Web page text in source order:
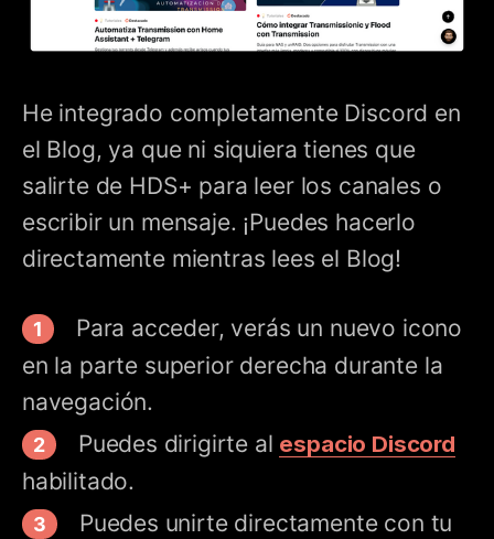
He integrado completamente Discord en
el Blog, ya que ni siquiera tienes que
salirte de HDS+ para leer los canales o
escribir un mensaje. ¡Puedes hacerlo
directamente mientras lees el Blog!
Para acceder, verás un nuevo icono
en la parte superior derecha durante la
navegación.
Puedes dirigirte al espacio Discord
habilitado.
Puedes unirte directamente con tu